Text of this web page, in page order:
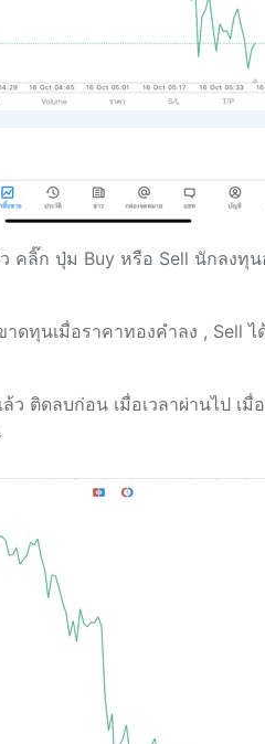
คลิ๊ก ปุ่ม Buy หรือ Sell นักลงทุ
ดทุนเมื่อราคาทองคำลง , Sell ไ
ว ติดลบก่อน เมื่อเวลาผ่านไป เ